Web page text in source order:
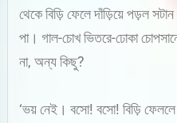
থেকে বিড়ি ফেলে দাঁড়িয়ে পড়ল
পা। গাল-চোখ ভিতরে-ঢোকা
না, অন্য কিছু?
‘ভয় নেই। বসো! বসো! বিড়ি